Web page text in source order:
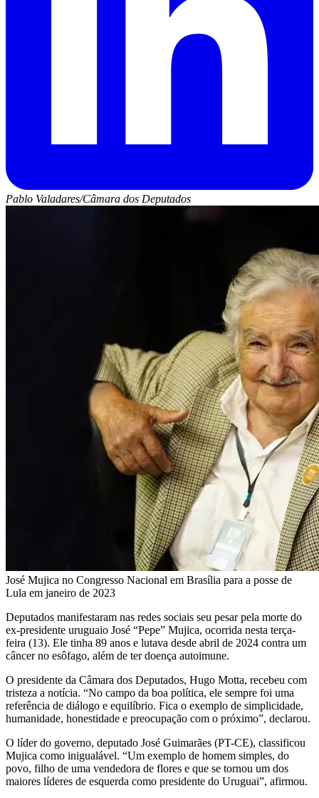
Pablo Valadares/Câmara dos Deputados
José Mujica no Congresso Nacional em Brasília para a posse de
Lula em janeiro de 2023
Deputados manifestaram nas redes sociais seu pesar pela morte do
ex-presidente uruguaio José “Pepe” Mujica, ocorrida nesta terça-
feira (13). Ele tinha 89 anos e lutava desde abril de 2024 contra um
câncer no esôfago, além de ter doença autoimune.
O presidente da Câmara dos Deputados, Hugo Motta, recebeu com
tristeza a notícia. “No campo da boa política, ele sempre foi uma
referência de diálogo e equilíbrio. Fica o exemplo de simplicidade,
humanidade, honestidade e preocupação com o próximo”, declarou.
O líder do governo, deputado José Guimarães (PT-CE), classificou
Mujica como inigualável. “Um exemplo de homem simples, do
povo, filho de uma vendedora de flores e que se tornou um dos
maiores líderes de esquerda como presidente do Uruguai”, afirmou.